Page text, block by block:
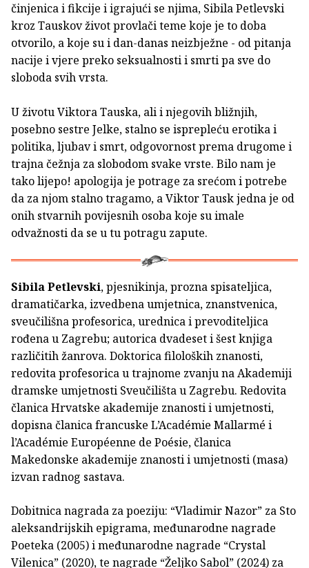
činjenica i fikcije i igrajući se njima, Sibila Petlevski
kroz Tauskov život provlači teme koje je to doba
otvorilo, a koje su i dan-danas neizbježne - od pitanja
nacije i vjere preko seksualnosti i smrti pa sve do
sloboda svih vrsta.
U životu Viktora Tauska, ali i njegovih bližnjih,
posebno sestre Jelke, stalno se isprepleću erotika i
politika, ljubav i smrt, odgovornost prema drugome i
trajna čežnja za slobodom svake vrste. Bilo nam je
tako lijepo! apologija je potrage za srećom i potrebe
da za njom stalno tragamo, a Viktor Tausk jedna je od
onih stvarnih povijesnih osoba koje su imale
odvažnosti da se u tu potragu zapute.
Sibila Petlevski, pjesnikinja, prozna spisateljica,
dramatičarka, izvedbena umjetnica, znanstvenica,
sveučilišna profesorica, urednica i prevoditeljica
rođena u Zagrebu; autorica dvadeset i šest knjiga
različitih žanrova. Doktorica filoloških znanosti,
redovita profesorica u trajnome zvanju na Akademiji
dramske umjetnosti Sveučilišta u Zagrebu. Redovita
članica Hrvatske akademije znanosti i umjetnosti,
dopisna članica francuske L’Académie Mallarmé i
l’Académie Européenne de Poésie, čla­nica
Makedonske akademije znanosti i umjetnosti (masa)
izvan radnog sastava.
Dobitnica nagrada za poeziju: “Vladimir Nazor” za Sto
aleksandrijskih epigrama, međunarodne nagrade
Poe­teka (2005) i međunarodne nagrade “Crystal
Vilenica” (2020), te nagrade “Željko Sabol” (2024) za